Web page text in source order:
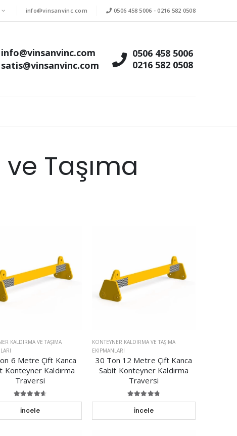
info@vinsanvinc.com 0506 458 5006 -0216 582 0508
info@vinsanvinc.com
satis@vinsanvinc.com
0506 458 5006
0216 582 0508
Taşıma
KALDIRMA VE TAŞIMA
6 Metre Çift Kanca
Konteyner Kaldırma
Traversi
İncele
KONTEYNER KALDIRMA VE TAŞIMA
EKIPMANLARI
30 Ton 12 Metre Çift Kanca
Sabit Konteyner Kaldırma
Traversi
İncele